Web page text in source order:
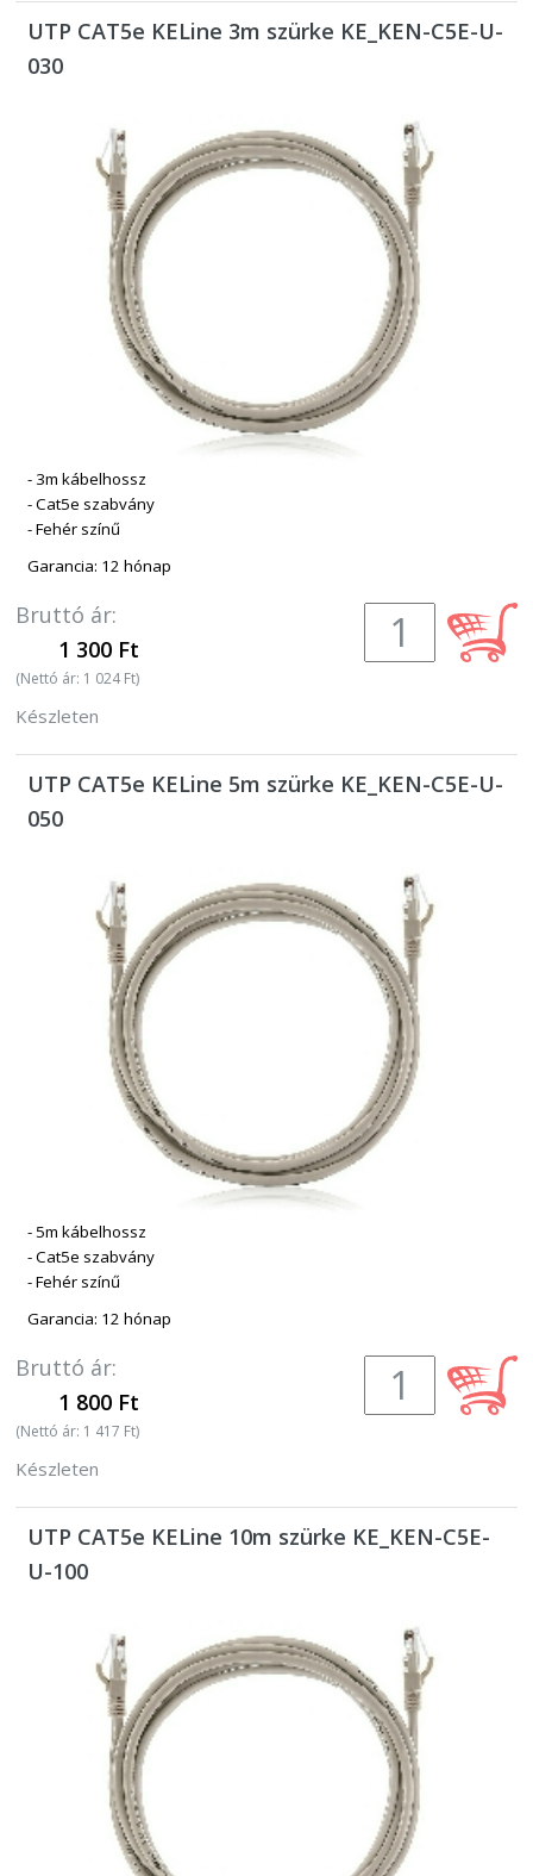
UTP CAT5e KELine 3m szürke KE_KEN-C5E-U-
030
- 3m kábelhossz
- Cat5e szabvány
- Fehér színű
Garancia: 12 hónap
Bruttó ár:
1 300 Ft
(Nettó ár: 1 024 Ft)
Készleten
UTP CAT5e KELine 5m szürke KE_KEN-C5E-U-
050
- 5m kábelhossz
- Cat5e szabvány
- Fehér színű
Garancia: 12 hónap
Bruttó ár:
1 800 Ft
(Nettó ár: 1 417 Ft)
Készleten
UTP CAT5e KELine 10m szürke KE_KEN-C5E-
U-100